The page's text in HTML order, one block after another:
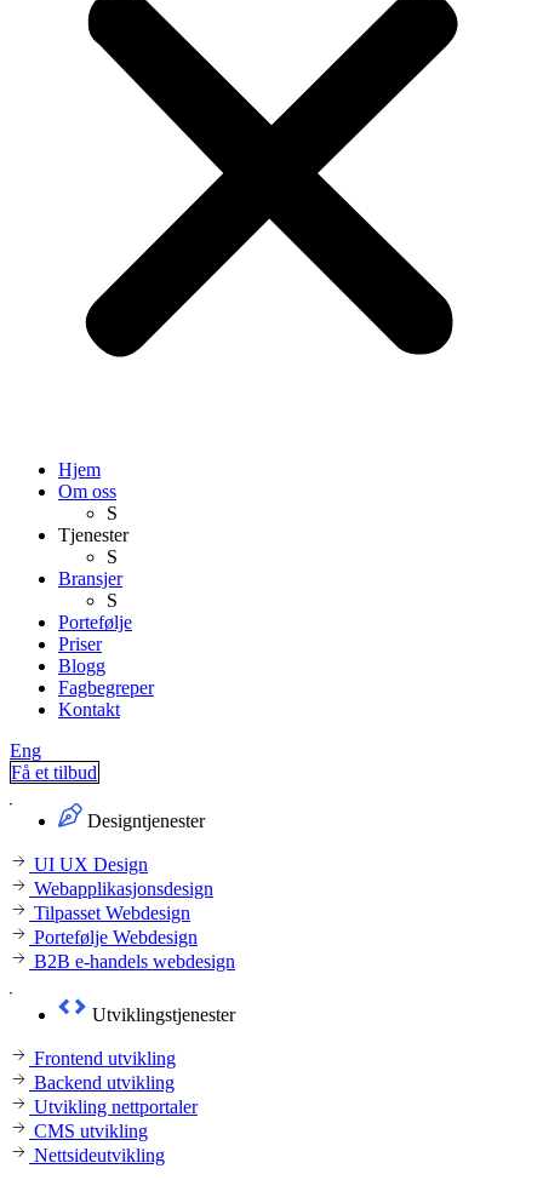
Hjem
Om oss
S
Tjenester
S
Bransjer
S
Portefølje
Priser
Blogg
Fagbegreper
Kontakt
Eng
Få et tilbud
Designtjenester
UI UX Design
Webapplikasjonsdesign
Tilpasset Webdesign
Portefølje Webdesign
B2B e-handels webdesign
Utviklingstjenester
Frontend utvikling
Backend utvikling
Utvikling nettportaler
CMS utvikling
Nettsideutvikling